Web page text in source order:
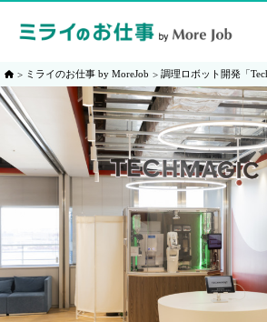
ミライのお仕事 by MoreJob 調理ロボット開発「